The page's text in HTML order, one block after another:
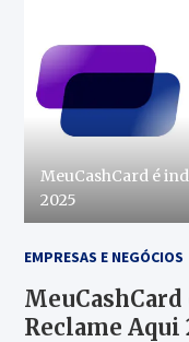
MeuCashCard é
2025
EMPRESAS E NEGÓCIOS
Reclame Aqui